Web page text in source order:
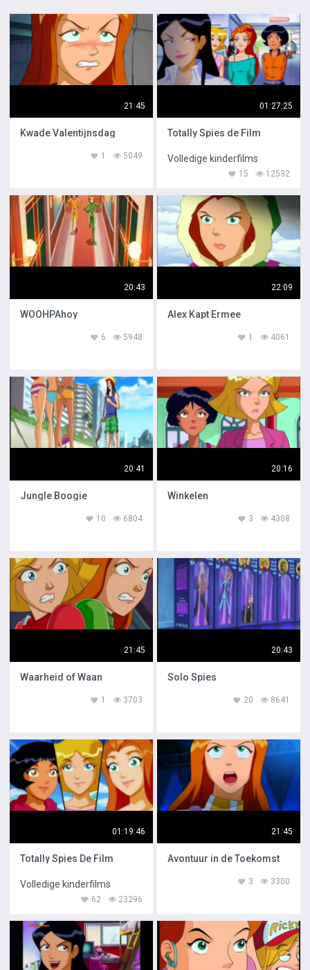
21:45
Kwade Valentijnsdag
5049
1
01:27:25
Totally Spies de Film
Volledige kinderfilms
12532
15
20:43
WOOHPAhoy
5948
6
22:09
Alex Kapt Ermee
4061
1
20:41
Jungle Boogie
6804
10
20:16
Winkelen
4308
3
21:45
Waarheid of Waan
3703
1
20:43
Solo Spies
8641
20
01:19:46
Totally Spies De Film
Volledige kinderfilms
23296
62
21:45
Avontuur in de Toekomst
3300
3